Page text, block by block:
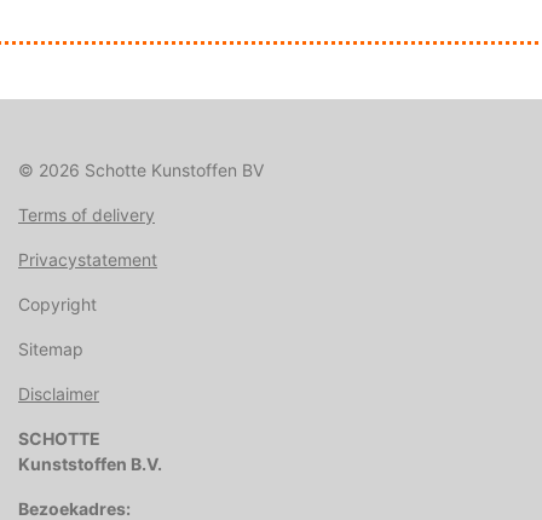
© 2026 Schotte Kunstoffen BV
Terms of delivery
Privacystatement
Copyright
Sitemap
Disclaimer
SCHOTTE
Kunststoffen B.V.
Bezoekadres: